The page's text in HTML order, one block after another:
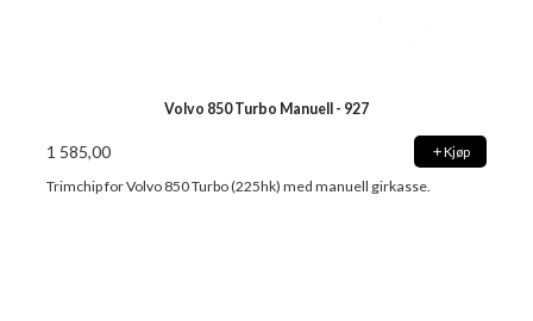
Volvo 850 Turbo Manuell - 927
1 585,00 Kjøp
Trimchip for Volvo 850 Turbo (225hk) med manuell girkasse.